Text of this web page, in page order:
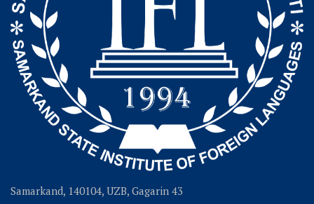
Samarkand, 140104, UZB, Gagarin 43